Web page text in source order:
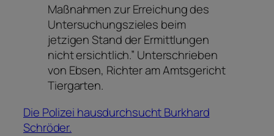
Maßnahmen zur Erreichung des
Untersuchungszieles beim
jetzigen Stand der Ermittlungen
nicht ersichtlich.” Unterschrieben
von Ebsen, Richter am Amtsgericht
Tiergarten.
Die Polizei hausdurchsucht Burkhard
Schröder.